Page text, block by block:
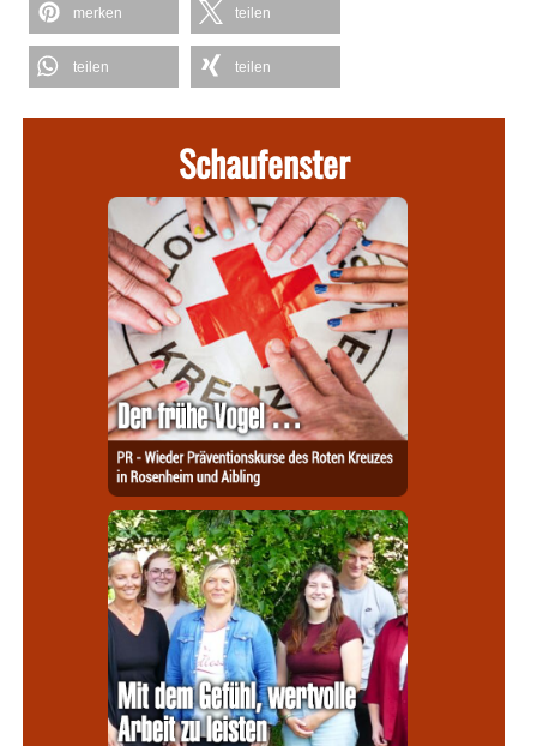
merken teilen
teilen teilen
Schaufenster